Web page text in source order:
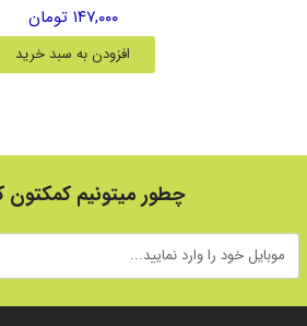
افزودن به سبد خرید
چطور میتونیم کمکتون